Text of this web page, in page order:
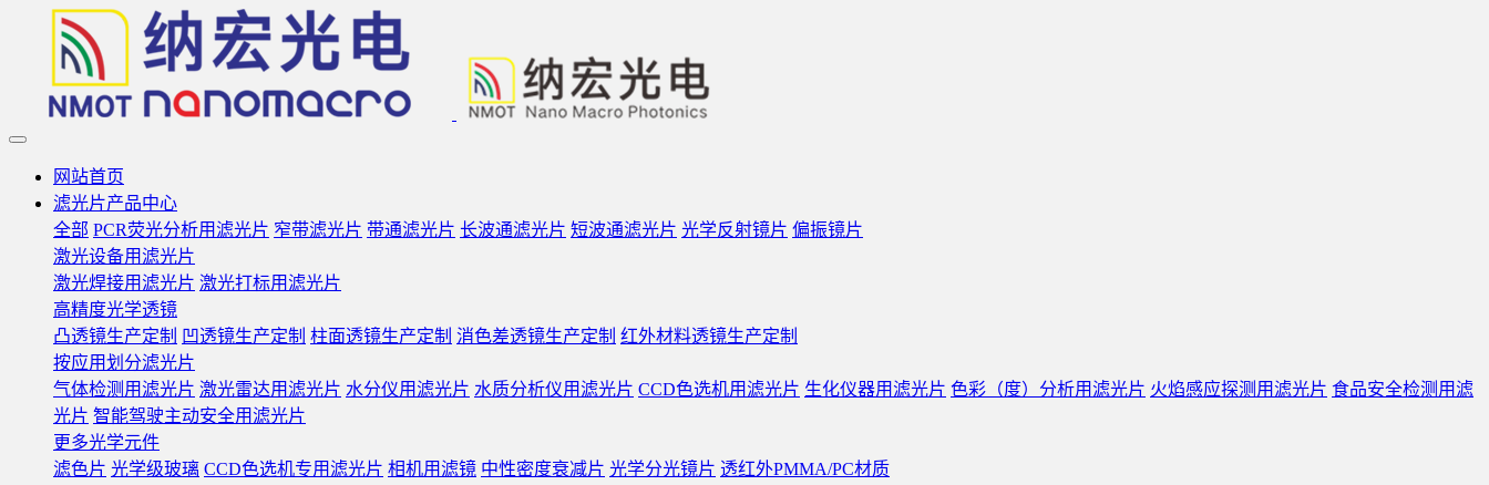
网站首页
滤光片产品中心
全部 PCR荧光分析用滤光片 窄带滤光片 带通滤光片 长波通滤光片 短波通滤光片 光学反射镜片 偏振镜片
激光设备用滤光片
激光焊接用滤光片 激光打标用滤光片
高精度光学透镜
凸透镜生产定制 凹透镜生产定制 柱面透镜生产定制 消色差透镜生产定制 红外材料透镜生产定制
按应用划分滤光片
气体检测用滤光片 激光雷达用滤光片 水分仪用滤光片 水质分析仪用滤光片 CCD色选机用滤光片 生化仪器用滤光片 色彩（度）分析用滤光片 火焰感应探测用滤光片 食品安全检测用滤
光片 智能驾驶主动安全用滤光片
更多光学元件
滤色片 光学级玻璃 CCD色选机专用滤光片 相机用滤镜 中性密度衰减片 光学分光镜片 透红外PMMA/PC材质